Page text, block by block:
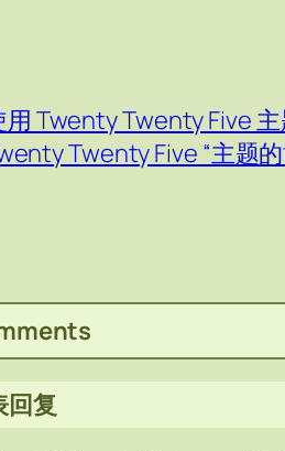
用 Twenty Twenty Five 主
Twenty Five “主题
回复